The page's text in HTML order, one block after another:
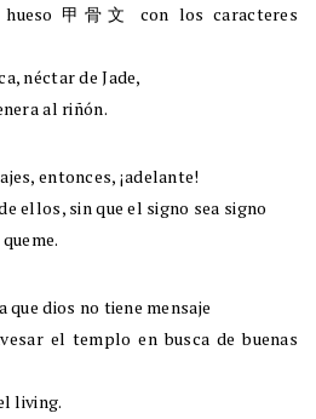
甲骨文 con los caracteres
néctar de Jade,
al riñón.
entonces, ¡adelante!
ellos, sin que el signo sea signo
que dios no tiene mensaje
el templo en busca de buenas
living.